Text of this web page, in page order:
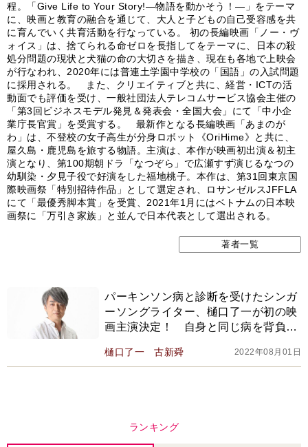
程。「Give Life to Your Story!―物語を動かそう！―」をテーマ
に、映画と教育の融合を通じて、大人と子どもの自己受容感を共
に育んでいく共育活動を行なっている。 初の長編映画「ノー・ヴ
ォイス」は、捨てられる命ゼロを長指してをテーマに、日本の殺
処分問題の現状と犬猫の命の大切さを描き、現在も各地で上映会
が行なわれ、2020年には普連土学園中学校の「国語」の入試問題
に採用される。 また、クリエイティブと共に、経営・ICTの活
動面でも評価を受け、一般社団法人テレコムサービス協会主催の
「第3回ビジネスモデル発見＆発表会・全国大会」にて「中小企
業庁長官賞」を受賞する。 最新作となる長編映画「あまのが
わ」は、不登校の女子高生が分身ロボット《OriHime》と共に、
屋久島・鹿児島を旅する物語。主演は、本作が映画初出演＆初主
演となり、第100期朝ドラ「なつぞら」で広瀬すず演じるなつの
幼馴染・夕見子役で好演をした福地桃子。本作は、第31回東京国
際映画祭「特別招待作品」として選定され、ロサンゼルスJFFLA
にて「最優秀脚本賞」を受賞、2021年1月にはベトナムの日本映
画祭に「万引き家族」と並んで日本代表として選出される。
著者一覧
パーキンソン病と診断を受けたシンガ
ーソングライター、樋口了一が初の映
画主演決定！ 自身と同じ病を背負う
樋口了一 古新舜 2022年08月01日
ランキング